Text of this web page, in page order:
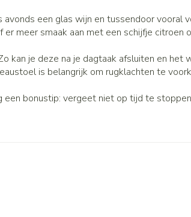
avonds een glas wijn en tussendoor
meer smaak aan met een schijfje citroen
kan je deze na je dagtaak afsluiten en
is belangrijk om rugklachten te
bonustip: vergeet niet op tijd te